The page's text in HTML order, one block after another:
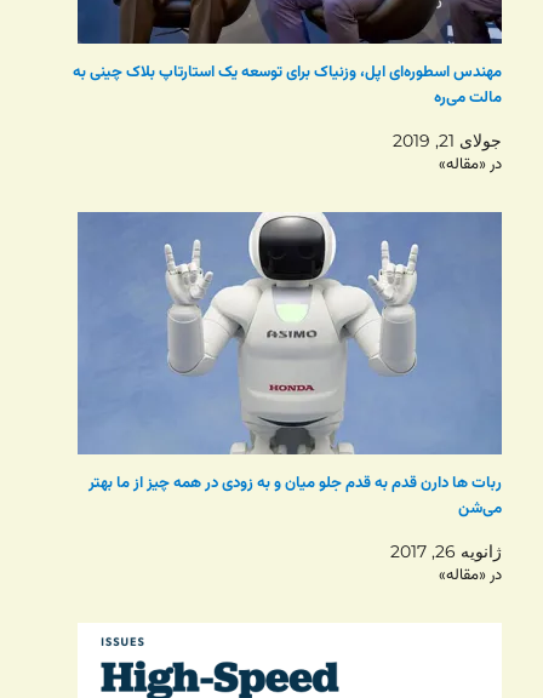
مهندس اسطوره‌ای اپل، وزنیاک برای توسعه یک استارتاپ بلاک چینی به
مالت می‌ره
جولای 21, 2019
در «مقاله»
ربات ها دارن قدم به قدم جلو میان و به زودی در همه چیز از ما بهتر
می‌شن
ژانویه 26, 2017
در «مقاله»